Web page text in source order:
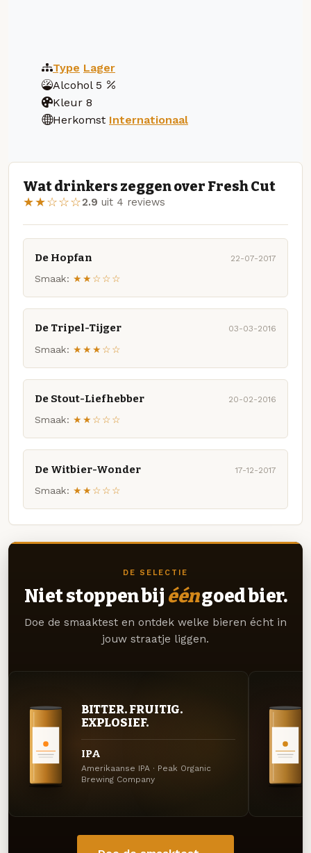
Type Lager
Alcohol 5
Kleur 8
Herkomst Internationaal
Wat drinkers zeggen over Fresh Cut
★★☆☆☆2.9 uit 4 reviews
De Hopfan 22-07-2017
Smaak: ★★☆☆☆
De Tripel-Tijger 03-03-2016
Smaak: ★★★☆☆
De Stout-Liefhebber 20-02-2016
Smaak: ★★☆☆☆
De Witbier-Wonder 17-12-2017
Smaak: ★★☆☆☆
DE SELECTIE
Niet stoppen bij ééngoed bier.
Doe de smaaktest en ontdek welke bieren écht in
jouw straatje liggen.
BITTER. FRUITIG.
EXPLOSIEF.
IPA
Amerikaanse IPA · Peak Organic
Brewing Company